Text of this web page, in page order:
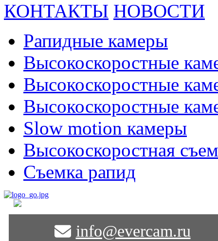
КОНТАКТЫ НОВОСТИ
Рапидные камеры
Высокоскоростные
Высокоскоростные
Высокоскоростные
Slow motion камеры
Высокоскоростная
Съемка рапид
info@evercam.ru